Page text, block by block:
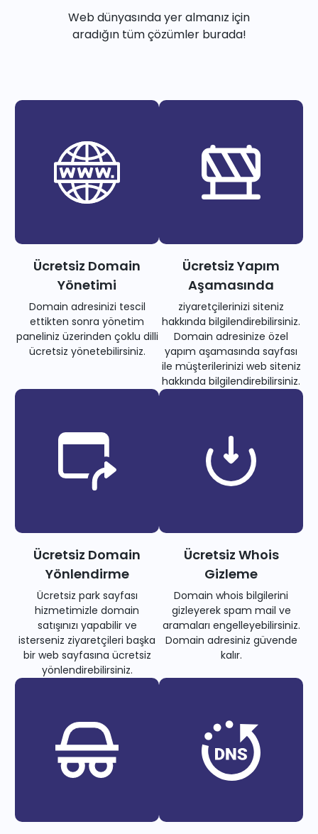
Web dünyasında yer almanız için
aradığın tüm çözümler burada!
Ücretsiz Domain
Yönetimi
Domain adresinizi tescil
ettikten sonra yönetim
paneliniz üzerinden çoklu dilli
ücretsiz yönetebilirsiniz.
Ücretsiz Yapım
Aşamasında
ziyaretçilerinizi siteniz
hakkında bilgilendirebilirsiniz.
Domain adresinize özel
yapım aşamasında sayfası
ile müşterilerinizi web siteniz
hakkında bilgilendirebilirsiniz.
Ücretsiz Domain
Yönlendirme
Ücretsiz park sayfası
hizmetimizle domain
satışınızı yapabilir ve
isterseniz ziyaretçileri başka
bir web sayfasına ücretsiz
yönlendirebilirsiniz.
Ücretsiz Whois
Gizleme
Domain whois bilgilerini
gizleyerek spam mail ve
aramaları engelleyebilirsiniz.
Domain adresiniz güvende
kalır.